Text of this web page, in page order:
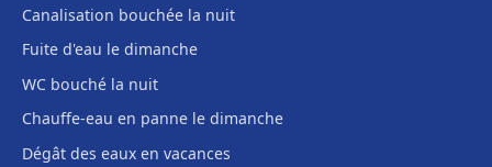
Canalisation bouchée la nuit
Fuite d'eau le dimanche
WC bouché la nuit
Chauffe-eau en panne le dimanche
Dégât des eaux en vacances